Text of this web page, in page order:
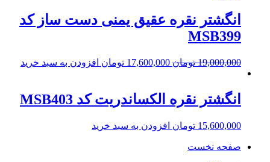
انگشتر نقره عقیق یمنی دست ساز کد
MSB399
19,000,000 تومان 17,600,000 تومان افزودن به سبد خرید
انگشتر نقره الکساندریت کد MSB403
15,600,000 تومان افزودن به سبد خرید
صفحه نخست